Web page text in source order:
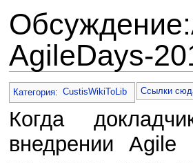
AgileDays-
Перейти к:навигация,поиск
Категория: CustisWikiToLib Ссылки
Когда
внедрении